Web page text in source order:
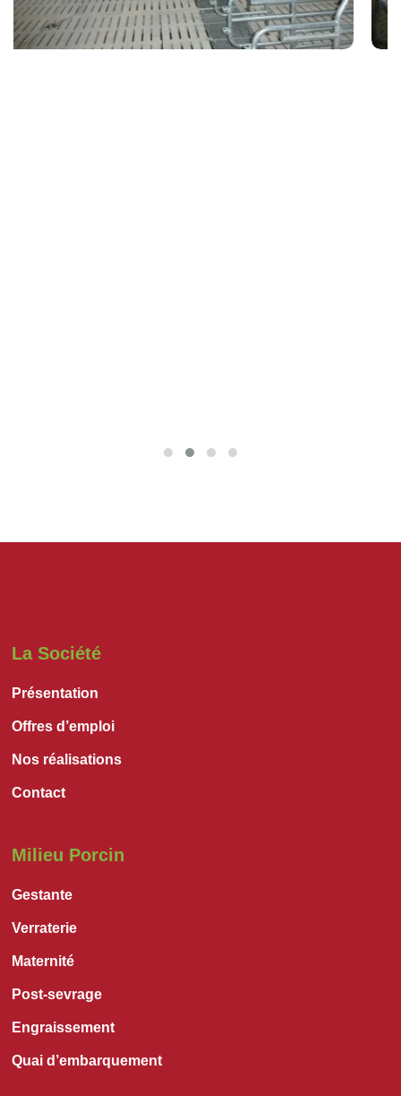
La Société
Présentation
Offres d’emploi
Nos réalisations
Contact
Milieu Porcin
Gestante
Verraterie
Maternité
Post-sevrage
Engraissement
Quai d’embarquement